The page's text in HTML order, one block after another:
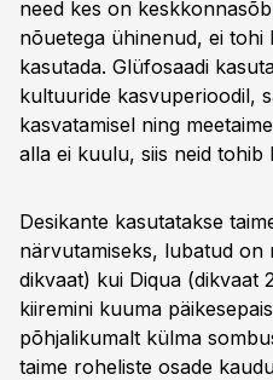
need kes on
nõuetega ühinenud, ei tohi
kasutada. Glüfosaadi
kultuuride kasvuperioodil,
kasvatamisel ning
alla ei kuulu, siis neid tohib
Desikante kasutatakse
närvutamiseks, lubatud on
dikvaat) kui Diqua (dikvaat
kiiremini kuuma
põhjalikumalt külma
taime roheliste osade